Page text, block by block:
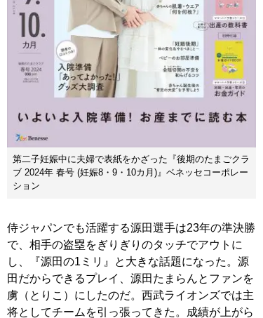
第二子妊娠中に夫婦で表紙をかざった『後期のたまごクラ
ブ 2024年 春号 (妊娠8・9・10カ月)』ベネッセコーポレー
ション
侍ジャパンでも活躍する源田選手は23年の準決勝
で、相手の盗塁をぎりぎりのタッチでアウトに
し、『源田の1ミリ』と大きな話題になった。源
田だからできるプレイ、源田たまらんとファンを
虜（とりこ）にしたのだ。西武ライオンズでは主
将としてチームを引っ張ってきた。成績が上がら